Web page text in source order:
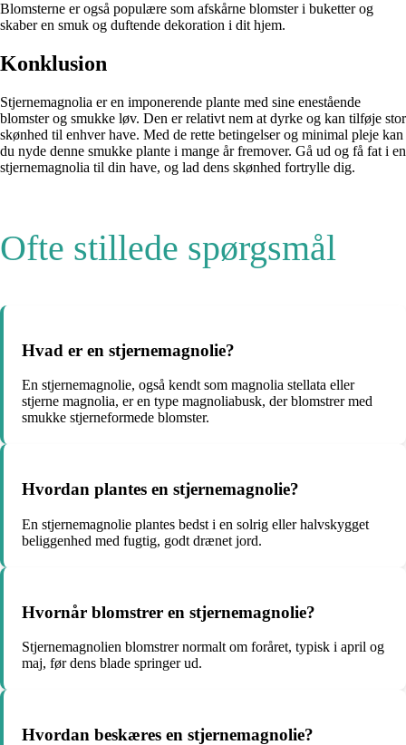
Blomsterne er også populære som afskårne blomster i buketter og
skaber en smuk og duftende dekoration i dit hjem.
Konklusion
Stjernemagnolia er en imponerende plante med sine enestående
blomster og smukke løv. Den er relativt nem at dyrke og kan tilføje stor
skønhed til enhver have. Med de rette betingelser og minimal pleje kan
du nyde denne smukke plante i mange år fremover. Gå ud og få fat i en
stjernemagnolia til din have, og lad dens skønhed fortrylle dig.
Ofte stillede spørgsmål
Hvad er en stjernemagnolie?
En stjernemagnolie, også kendt som magnolia stellata eller
stjerne magnolia, er en type magnoliabusk, der blomstrer med
smukke stjerneformede blomster.
Hvordan plantes en stjernemagnolie?
En stjernemagnolie plantes bedst i en solrig eller halvskygget
beliggenhed med fugtig, godt drænet jord.
Hvornår blomstrer en stjernemagnolie?
Stjernemagnolien blomstrer normalt om foråret, typisk i april og
maj, før dens blade springer ud.
Hvordan beskæres en stjernemagnolie?